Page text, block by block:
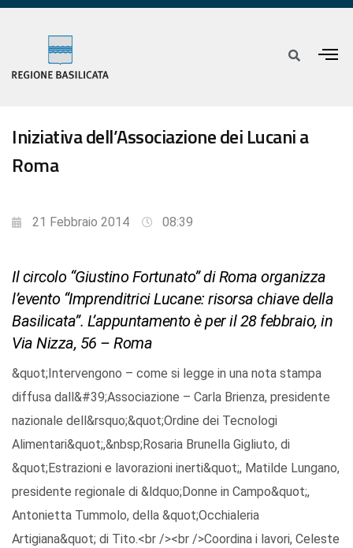
Iniziativa dell’Associazione dei Lucani a
Roma
21 Febbraio 2014 08:39
Il circolo “Giustino Fortunato” di Roma organizza
l’evento “Imprenditrici Lucane: risorsa chiave della
Basilicata”. L’appuntamento è per il 28 febbraio, in
Via Nizza, 56 – Roma
&quot;Intervengono – come si legge in una nota stampa
diffusa dall&#39;Associazione – Carla Brienza, presidente
nazionale dell&rsquo;&quot;Ordine dei Tecnologi
Alimentari&quot;,&nbsp;Rosaria Brunella Gigliuto, di
&quot;Estrazioni e lavorazioni inerti&quot;, Matilde Lungano,
presidente regionale di &ldquo;Donne in Campo&quot;,
Antonietta Tummolo, della &quot;Occhialeria
Artigiana&quot; di Tito.<br /><br />Coordina i lavori, Celeste